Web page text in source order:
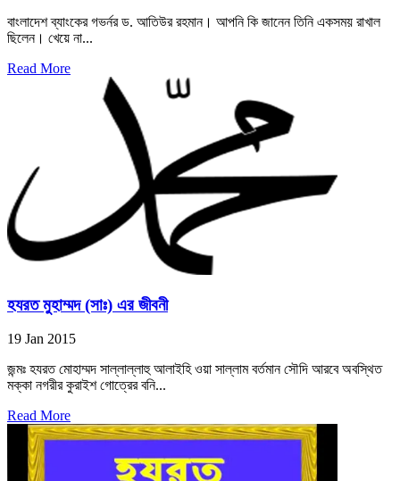
বাংলাদেশ ব্যাংকের গভর্নর ড. আতিউর রহমান। আপনি কি জানেন তিনি একসময় রাখাল
ছিলেন। খেয়ে না...
Read More
হযরত মুহাম্মদ (সাঃ) এর জীবনী
19 Jan 2015
জন্মঃ হযরত মোহাম্মদ সাল্লাল্লাহু আলাইহি ওয়া সাল্লাম বর্তমান সৌদি আরবে অবস্থিত
মক্কা নগরীর কুরাইশ গোত্রের বনি...
Read More